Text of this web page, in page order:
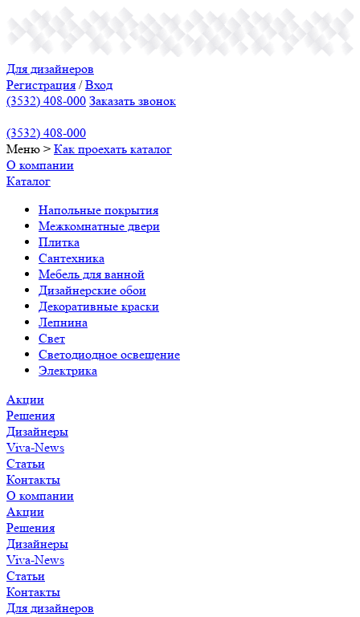
Для дизайнеров
Регистрация /Вход
(3532) 408-000 Заказать звонок
(3532) 408-000
Меню > Как проехать каталог
О компании
Каталог
Напольные покрытия
Межкомнатные двери
Плитка
Сантехника
Мебель для ванной
Дизайнерские обои
Декоративные краски
Лепнина
Свет
Светодиодное освещение
Электрика
Акции
Решения
Дизайнеры
Viva-News
Статьи
Контакты
О компании
Акции
Решения
Дизайнеры
Viva-News
Статьи
Контакты
Для дизайнеров